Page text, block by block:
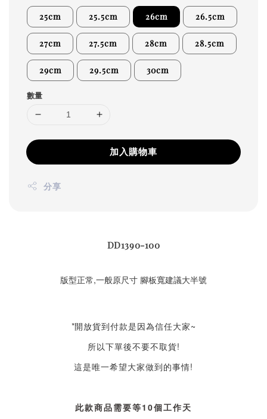
25cm 25.5cm 26cm 26.5cm
27cm 27.5cm 28cm 28.5cm
29cm 29.5cm 30cm
數量
加入購物車
分享
DD1390-100
版型正常,一般原尺寸 腳板寬建議大半號
*開放貨到付款是因為信任大家~
所以下單後不要不取貨!
這是唯一希望大家做到的事情!
此款商品需要等10個工作天